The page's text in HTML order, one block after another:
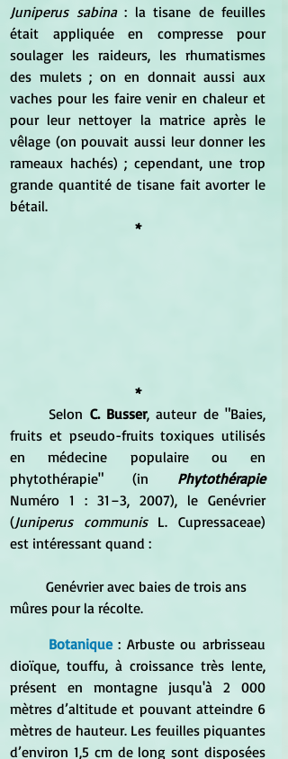
Juniperus sabina : la tisane de feuilles
était appliquée en compresse pour
soulager les raideurs, les rhumatismes
des mulets ; on en donnait aussi aux
vaches pour les faire venir en chaleur et
pour leur nettoyer la matrice après le
vêlage (on pouvait aussi leur donner les
rameaux hachés) ; cependant, une trop
grande quantité de tisane fait avorter le
bétail.
*
*
	Selon
C. Busser, auteur de "Baies,
fruits et pseudo-fruits toxiques utilisés
en médecine populaire ou en
phytothérapie" (in Phytothérapie
Numéro 1 : 31–3, 2007), le Genévrier
(Juniperus communis L. Cupressaceae)
est intéressant quand :
mûres pour la récolte.
Botanique : Arbuste ou arbrisseau
dioïque, touffu, à croissance très lente,
présent en montagne jusqu'à 2 000
mètres d’altitude et pouvant atteindre 6
mètres de hauteur. Les feuilles piquantes
d’environ 1,5 cm de long sont disposées